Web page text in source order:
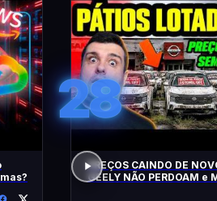
28
PREÇOS CAINDO DE
GEELY NÃO PERDOAM e